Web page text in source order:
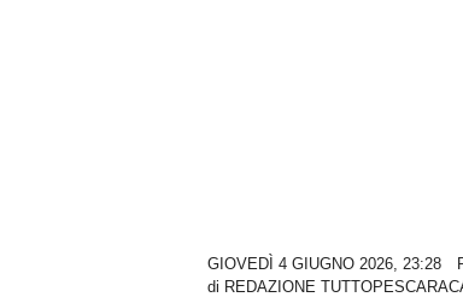
GIOVEDÌ 4 GIUGNO 2026, 23:28
di REDAZIONE